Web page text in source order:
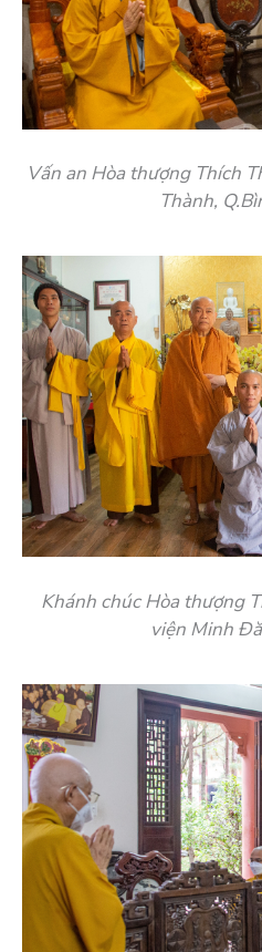
Vấn an Hòa thượng Thích
Thành,
Khánh chúc Hòa thượng
viện Minh